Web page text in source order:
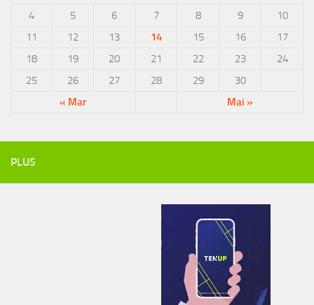
« Mar Mai »
4
5 6 7 8 9
10
11
12 13 14 15 16
17
18
19 20 21 22 23
24
25
26 27 28 29 30
PLUS